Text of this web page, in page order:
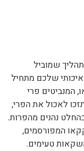
שמוביל
שלכם מתחיל
המנביטים פרי
לאכול את הפרי,
נהנים מהפרות.
המפורסמים,
טעימים.